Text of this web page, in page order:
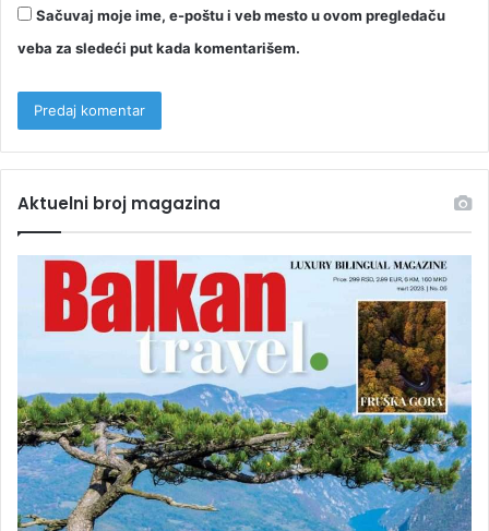
Sačuvaj moje ime, e-poštu i veb mesto u ovom pregledaču
veba za sledeći put kada komentarišem.
Aktuelni broj magazina